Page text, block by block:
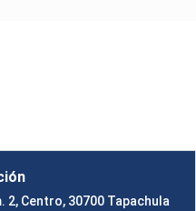
Centro, 30700 Tapachula